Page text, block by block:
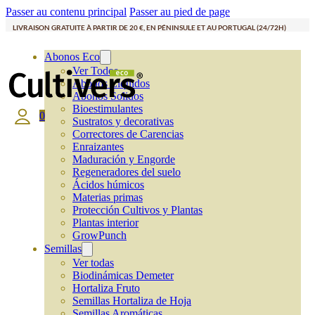
Passer au contenu principal Passer au pied de page
LIVRAISON GRATUITE À PARTIR DE 20 €, EN PÉNINSULE ET AU PORTUGAL (24/72H)
Abonos Eco
Ver Todos
Abonos Líquidos
Abonos Solidos
Bioestimulantes
Sustratos y decorativas
Correctores de Carencias
Enraizantes
Maduración y Engorde
Regeneradores del suelo
Ácidos húmicos
Materias primas
Protección Cultivos y Plantas
Plantas interior
GrowPunch
Semillas
Ver todas
Biodinámicas Demeter
Hortaliza Fruto
Semillas Hortaliza de Hoja
0